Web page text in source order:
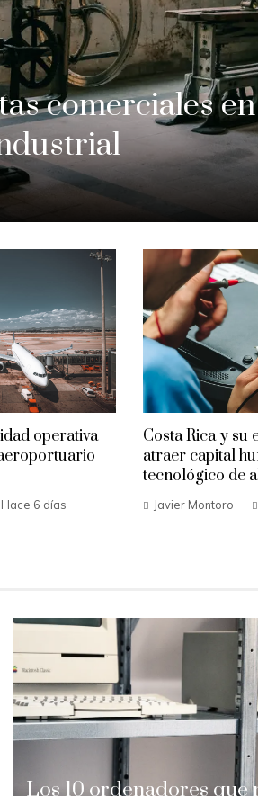
comerciales
operativa
Hace 6 días
Costa Rica y su
atraer capital
tecnológico de
Javier Montoro
Los 10 ordenadores que